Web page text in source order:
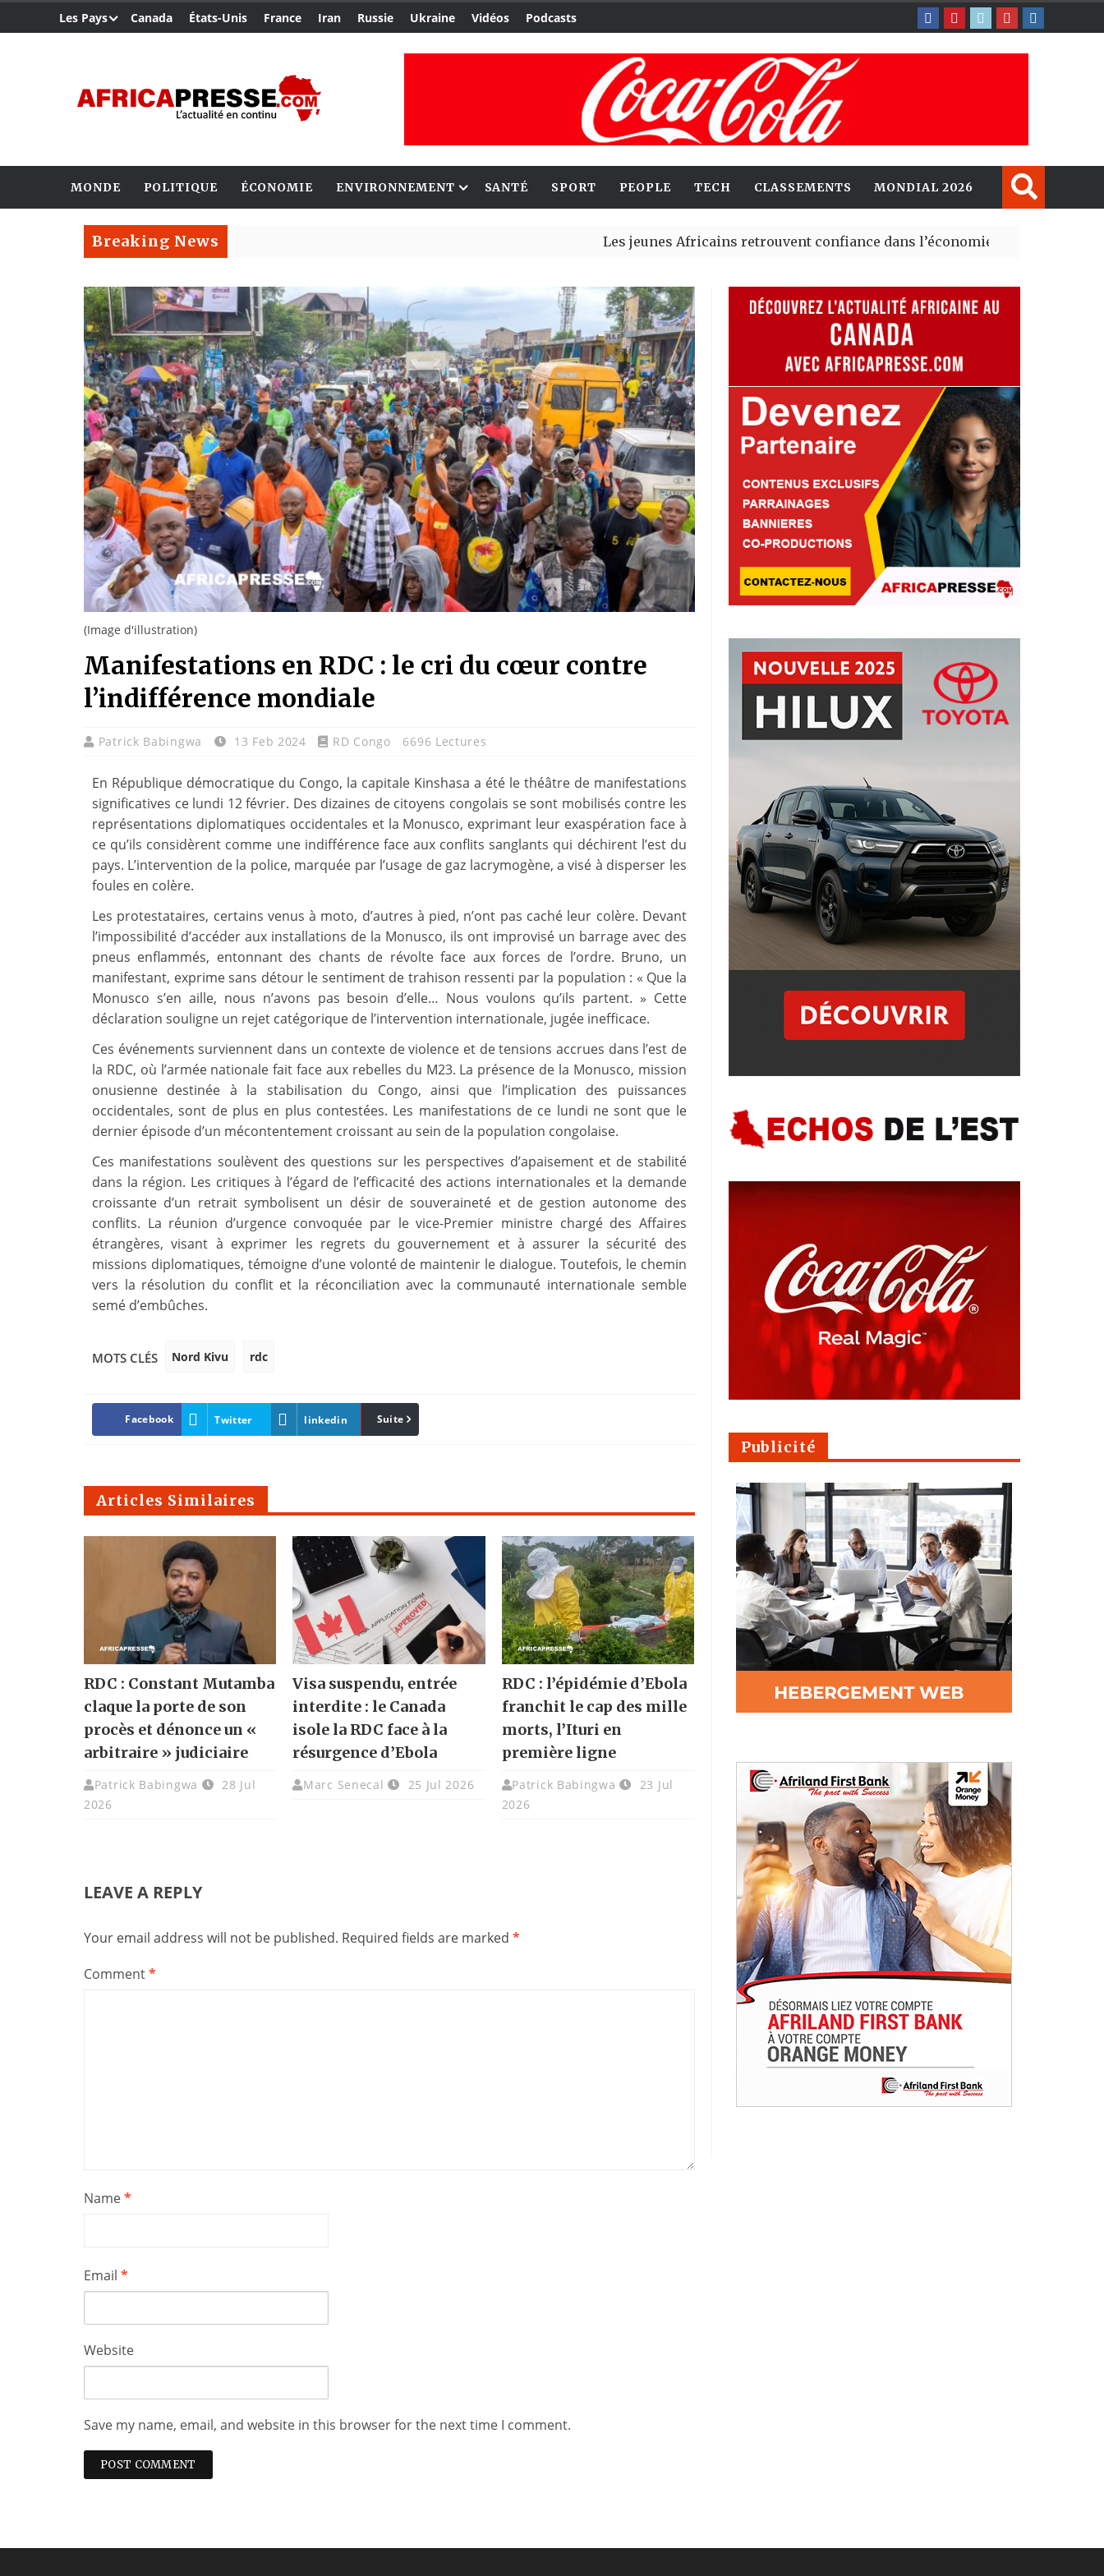
Les Pays Canada États-Unis France Iran Russie Ukraine Vidéos Podcasts
MONDE POLITIQUE ÉCONOMIE ENVIRONNEMENT SANTÉ SPORT PEOPLE TECH CLASSEMENTS MONDIAL 2026
Breaking News Les jeunes Africains retrouvent confiance dans l’économie, mais trois grands
(Image d'illustration)
Manifestations en RDC : le cri du cœur contre
l’indifférence mondiale
Patrick Babingwa 13 Feb 2024 RD Congo 6696 Lectures
En République démocratique du Congo, la capitale Kinshasa a été le théâtre de manifestations
significatives ce lundi 12 février. Des dizaines de citoyens congolais se sont mobilisés contre les
représentations diplomatiques occidentales et la Monusco, exprimant leur exaspération face à
ce qu’ils considèrent comme une indifférence face aux conflits sanglants qui déchirent l’est du
pays. L’intervention de la police, marquée par l’usage de gaz lacrymogène, a visé à disperser les
foules en colère.
Les protestataires, certains venus à moto, d’autres à pied, n’ont pas caché leur colère. Devant
l’impossibilité d’accéder aux installations de la Monusco, ils ont improvisé un barrage avec des
pneus enflammés, entonnant des chants de révolte face aux forces de l’ordre. Bruno, un
manifestant, exprime sans détour le sentiment de trahison ressenti par la population : « Que la
Monusco s’en aille, nous n’avons pas besoin d’elle… Nous voulons qu’ils partent. » Cette
déclaration souligne un rejet catégorique de l’intervention internationale, jugée inefficace.
Ces événements surviennent dans un contexte de violence et de tensions accrues dans l’est de
la RDC, où l’armée nationale fait face aux rebelles du M23. La présence de la Monusco, mission
onusienne destinée à la stabilisation du Congo, ainsi que l’implication des puissances
occidentales, sont de plus en plus contestées. Les manifestations de ce lundi ne sont que le
dernier épisode d’un mécontentement croissant au sein de la population congolaise.
Ces manifestations soulèvent des questions sur les perspectives d’apaisement et de stabilité
dans la région. Les critiques à l’égard de l’efficacité des actions internationales et la demande
croissante d’un retrait symbolisent un désir de souveraineté et de gestion autonome des
conflits. La réunion d’urgence convoquée par le vice-Premier ministre chargé des Affaires
étrangères, visant à exprimer les regrets du gouvernement et à assurer la sécurité des
missions diplomatiques, témoigne d’une volonté de maintenir le dialogue. Toutefois, le chemin
vers la résolution du conflit et la réconciliation avec la communauté internationale semble
semé d’embûches.
MOTS CLÉS Nord Kivu rdc
Facebook Twitter linkedin Pinterest
Suite
Articles Similaires
RDC : Constant Mutamba
claque la porte de son
procès et dénonce un «
arbitraire » judiciaire
Patrick Babingwa
28 Jul
2026
Visa suspendu, entrée
interdite : le Canada
isole la RDC face à la
résurgence d’Ebola
Marc Senecal 25 Jul 2026
RDC : l’épidémie d’Ebola
franchit le cap des mille
morts, l’Ituri en
première ligne
Patrick Babingwa
23 Jul
2026
LEAVE A REPLY
Your email address will not be published. Required fields are marked *
Comment*
Name*
Email *
Website
Save my name, email, and website in this browser for the next time I comment.
Publicité